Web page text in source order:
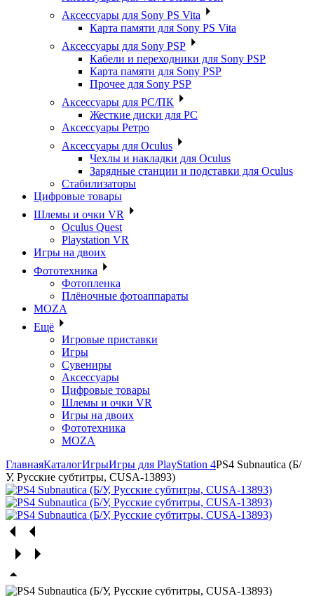
Аксессуары для Sony PS Vita
Карта памяти для Sony PS Vita
Аксессуары для Sony PSP
Кабели и переходники для Sony PSP
Карта памяти для Sony PSP
Прочее для Sony PSP
Аксессуары для PC/ПК
Жесткие диски для PC
Аксессуары Ретро
Аксессуары для Oculus
Чехлы и накладки для Oculus
Зарядные станции и подставки для Oculus
Стабилизаторы
Цифровые товары
Шлемы и очки VR
Oculus Quest
Playstation VR
Игры на двоих
Фототехника
Фотопленка
Плёночные фотоаппараты
MOZA
Ещё
Игровые приставки
Игры
Сувениры
Аксессуары
Цифровые товары
Шлемы и очки VR
Игры на двоих
Фототехника
MOZA
ГлавнаяКаталогИгрыИгры для PlayStation 4PS4 Subnautica (Б/
У, Русские субтитры, CUSA-13893)